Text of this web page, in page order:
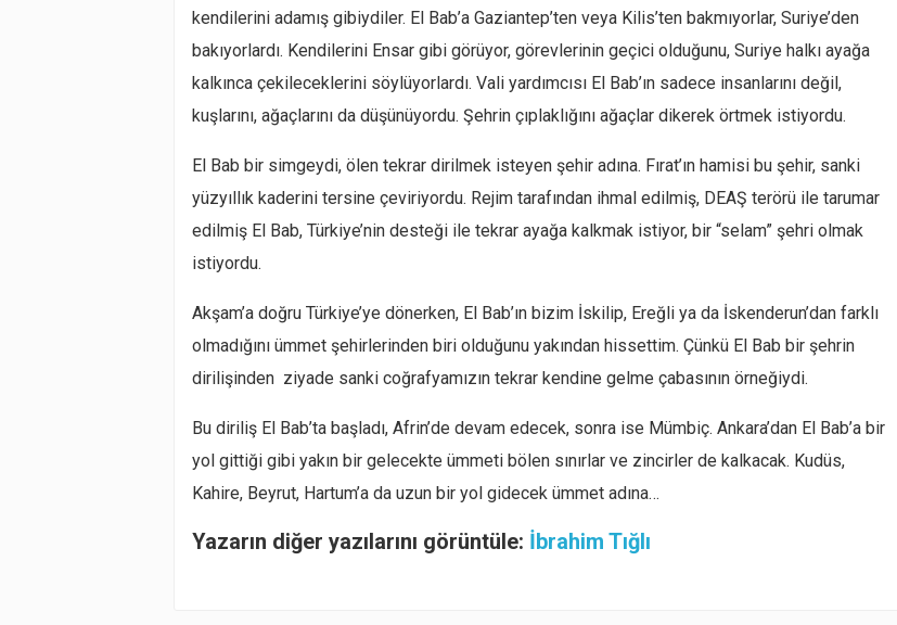
kendilerini adamış gibiydiler. El Bab’a Gaziantep’ten veya Kilis’ten bakmıyorlar, Suriye’den
bakıyorlardı. Kendilerini Ensar gibi görüyor, görevlerinin geçici olduğunu, Suriye halkı ayağa
kalkınca çekileceklerini söylüyorlardı. Vali yardımcısı El Bab’ın sadece insanlarını değil,
kuşlarını, ağaçlarını da düşünüyordu. Şehrin çıplaklığını ağaçlar dikerek örtmek istiyordu.
El Bab bir simgeydi, ölen tekrar dirilmek isteyen şehir adına. Fırat’ın hamisi bu şehir, sanki
yüzyıllık kaderini tersine çeviriyordu. Rejim tarafından ihmal edilmiş, DEAŞ terörü ile tarumar
edilmiş El Bab, Türkiye’nin desteği ile tekrar ayağa kalkmak istiyor, bir “selam” şehri olmak
istiyordu.
Akşam’a doğru Türkiye’ye dönerken, El Bab’ın bizim İskilip, Ereğli ya da İskenderun’dan farklı
olmadığını ümmet şehirlerinden biri olduğunu yakından hissettim. Çünkü El Bab bir şehrin
dirilişinden ziyade sanki coğrafyamızın tekrar kendine gelme çabasının örneğiydi.
Bu diriliş El Bab’ta başladı, Afrin’de devam edecek, sonra ise Mümbiç. Ankara’dan El Bab’a bir
yol gittiği gibi yakın bir gelecekte ümmeti bölen sınırlar ve zincirler de kalkacak. Kudüs,
Kahire, Beyrut, Hartum’a da uzun bir yol gidecek ümmet adına…
Yazarın diğer yazılarını görüntüle: İbrahim Tığlı